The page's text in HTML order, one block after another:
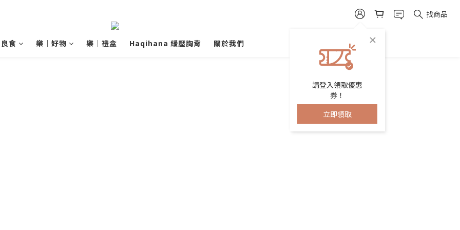
請登入領取優惠
券！
立即領取
找商品
食 樂｜好物 樂｜禮盒 Haqihana 緩壓胸背 關於我們